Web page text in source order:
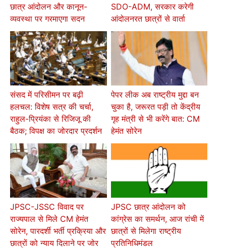
छात्र आंदोलन और कानून-
व्यवस्था पर गरमाएगा सदन
SDO-ADM, सरकार करेगी
आंदोलनरत छात्रों से वार्ता
संसद में परिसीमन पर बढ़ी
हलचल: विशेष सत्र की चर्चा,
राहुल-प्रियंका से रिजिजू की
बैठक; विपक्ष का जोरदार प्रदर्शन
पेपर लीक अब राष्ट्रीय मुद्दा बन
चुका है, जरूरत पड़ी तो केंद्रीय
गृह मंत्री से भी करेंगे बात: CM
हेमंत सोरेन
JPSC-JSSC विवाद पर
राज्यपाल से मिले CM हेमंत
सोरेन, पारदर्शी भर्ती प्रक्रिया और
छात्रों को न्याय दिलाने पर जोर
JPSC छात्र आंदोलन को
कांग्रेस का समर्थन, आज रांची में
छात्रों से मिलेगा राष्ट्रीय
प्रतिनिधिमंडल